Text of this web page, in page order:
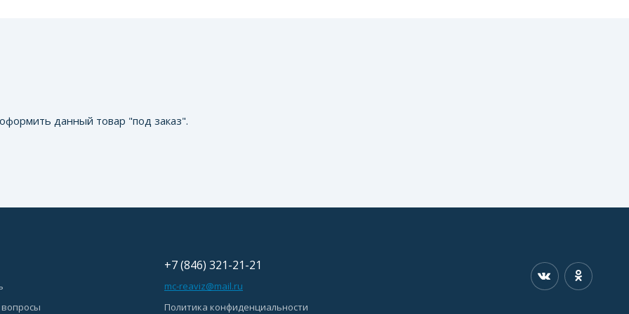
данный товар "под заказ".
+7 (846) 321-21-21
mc-reaviz@mail.ru
Политика конфиденциальности